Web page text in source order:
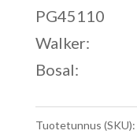
PG45110
Walker:
Bosal:
Tuotetunnus (SKU):